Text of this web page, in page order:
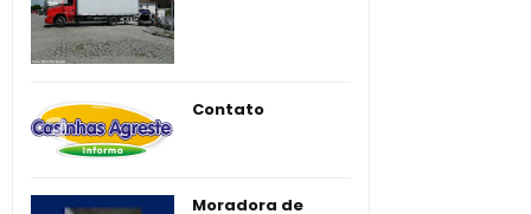
Contato
Moradora de